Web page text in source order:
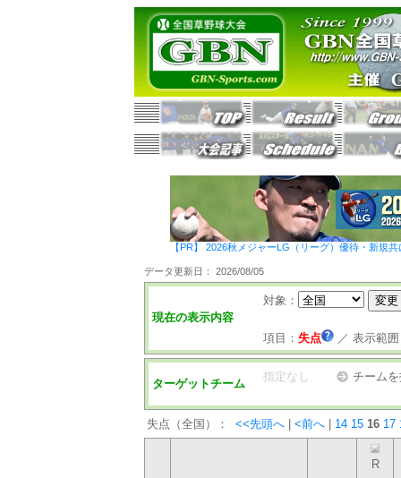
【PR】 2026秋メジャーLG（リーグ）優待・新規
データ更新日： 2026/08/05
現在の表示内容
対象：
項目： 失点 ／ 表示範囲
ターゲットチーム
指定なし チーム
失点（全国）： <<先頭へ <前へ 14 15 16 17
R